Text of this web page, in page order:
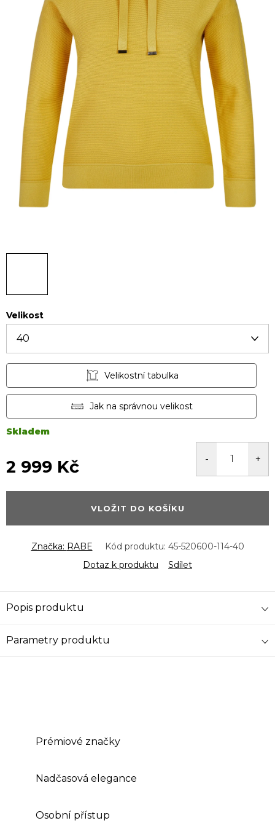
Velikost
Velikostní tabulka
Jak na správnou velikost
Skladem
2 999 Kč
cena:
VLOŽIT DO KOŠÍKU
Značka: RABE Kód produktu: 45-520600-114-40
Dotaz k produktu
Sdílet
Popis produktu
Parametry produktu
Prémiové značky
Nadčasová elegance
Osobní přístup